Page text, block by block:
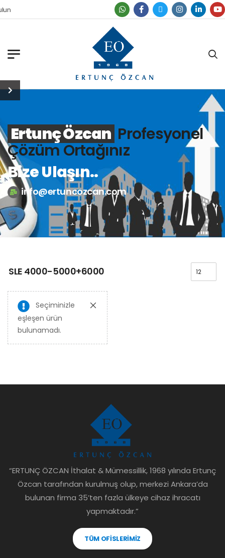
Ertunç Özcan Profesyonel
Çözüm Ortağınız
Bize Ulaşın..
info@ertuncozcan.com
SLE 4000-5000+6000
Seçiminizle
eşleşen ürün
bulunamadı.
“ERTUNÇ ÖZCAN İthalat & Mümessillik, 1968 yılında Ertunç
Özcan tarafından kurulmuş olup, merkezi Ankara’da
bulunan firma 35’ten fazla ülkeye cihaz ihracatı
yapmaktadır.”
TÜM OFİSLERİMİZ